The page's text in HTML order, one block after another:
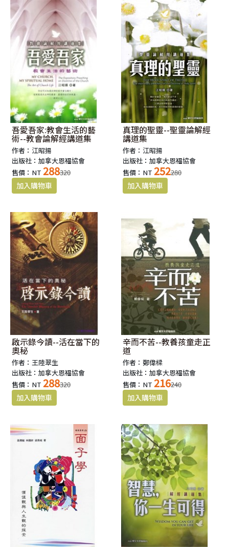
吾愛吾家:教會生活的藝
術--教會論解經講道集
作者：江昭揚
出版社：加拿大恩福協會
售價：NT 288320
真理的聖靈--聖靈論解經
講道集
作者：江昭揚
出版社：加拿大恩福協會
售價：NT 252280
啟示錄今讀--活在當下的
奧秘
作者：王陸翠生
出版社：加拿大恩福協會
售價：NT 288320
辛而不苦--教養孩童走正
道
作者：鄭偉樑
出版社：加拿大恩福協會
售價：NT 216240